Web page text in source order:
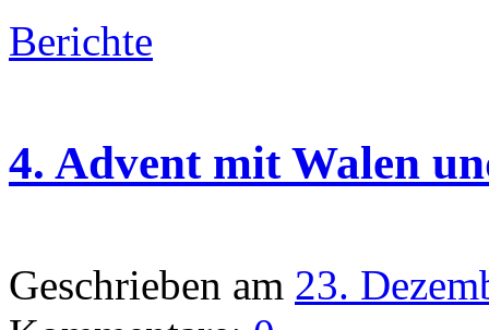
Berichte
4. Advent mit Walen
Geschrieben am 23.